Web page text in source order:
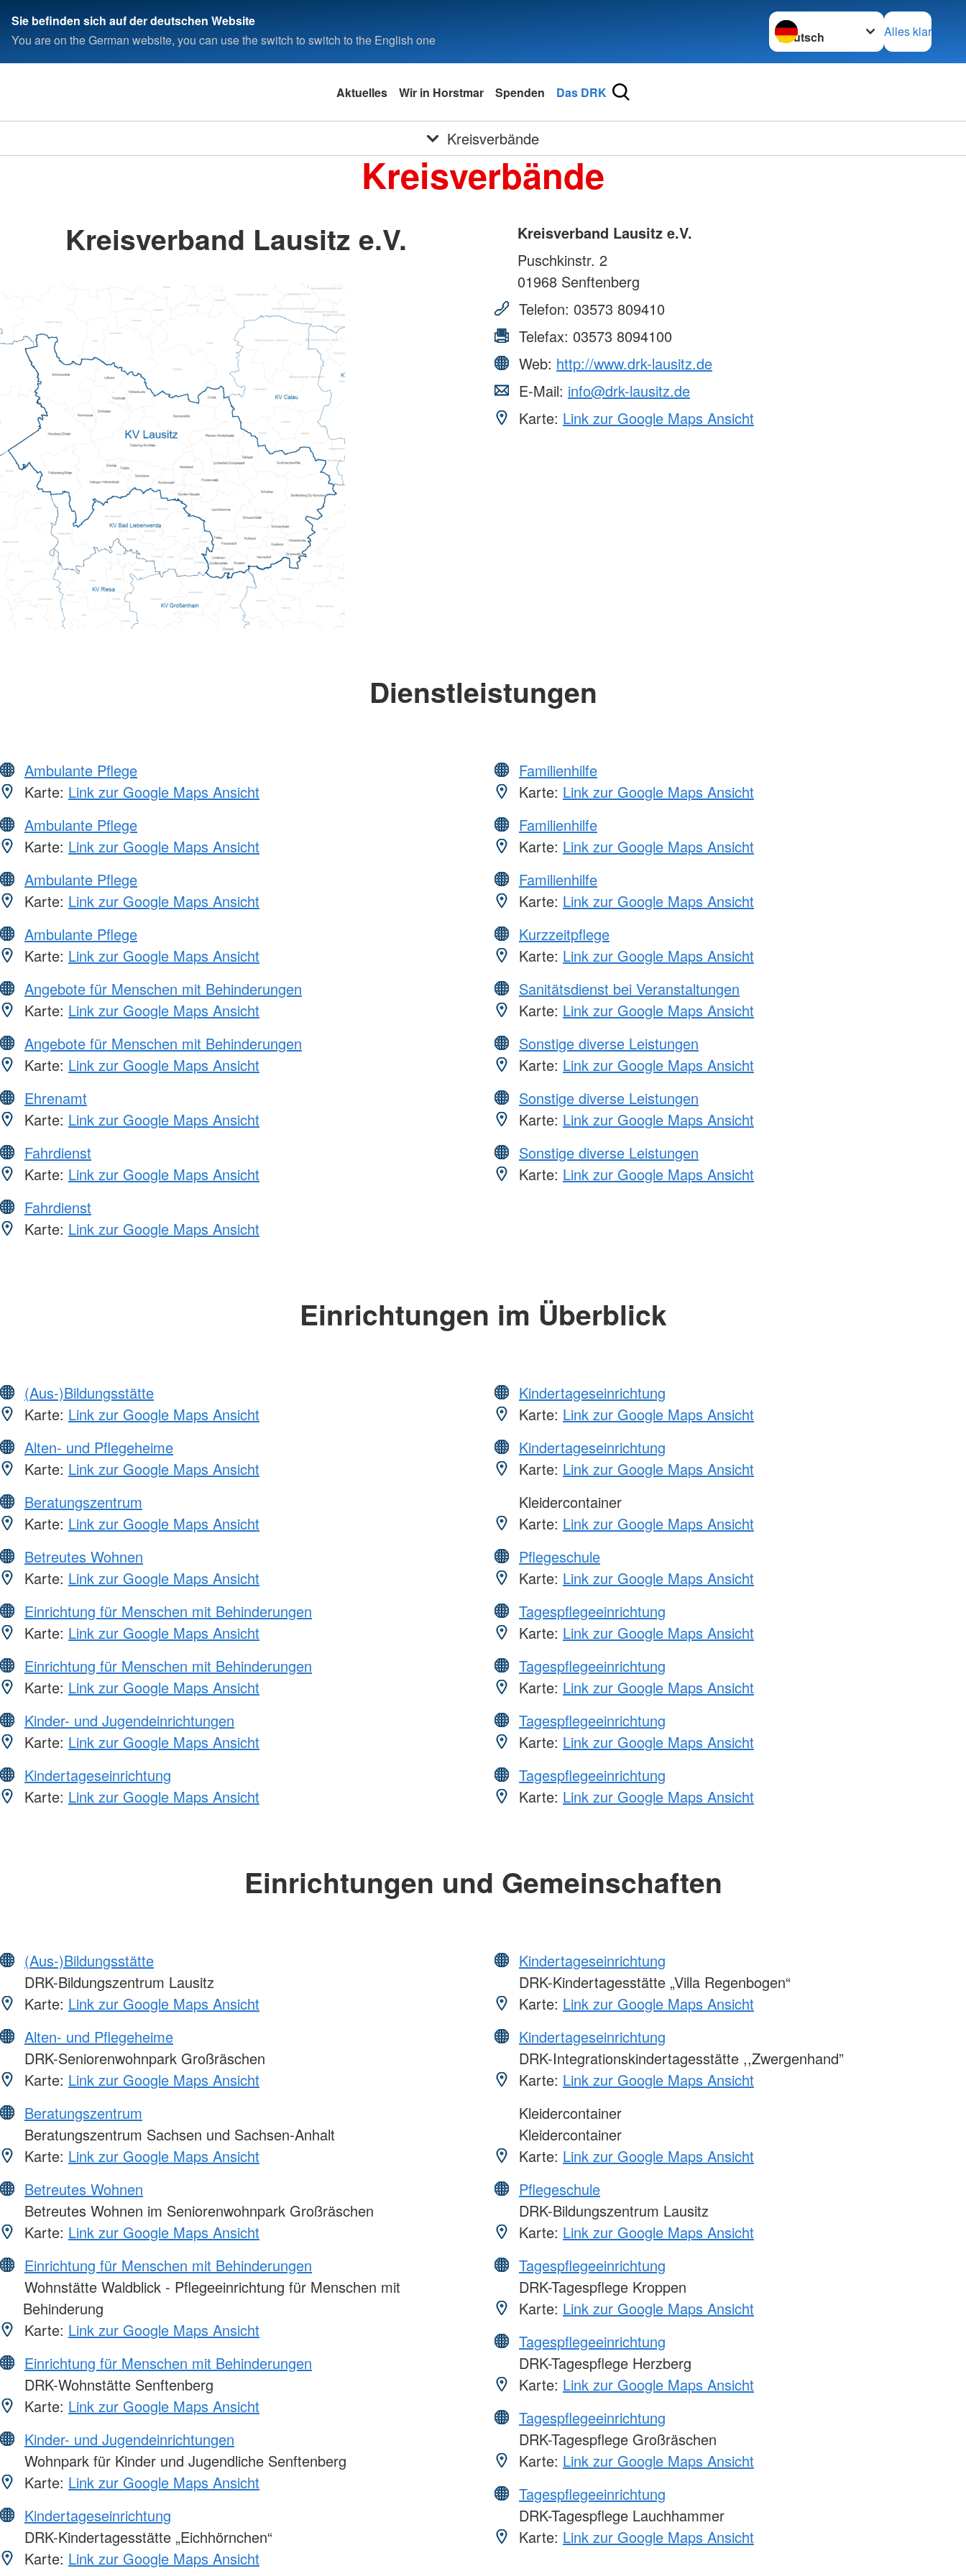
Sie befinden sich auf der deutschen Website
You are on the German website, you can use the switch to switch to the English one
Sprache wechseln zu
Alles klar
Aktuelles Wir in Horstmar Spenden Das DRK
Kreisverbände
Kreisverbände
Kreisverband Lausitz e.V.
Kreisverband Lausitz e.V.
Puschkinstr. 2
01968 Senftenberg
Telefon: 03573 809410
Telefax: 03573 8094100
Web: http://www.drk-lausitz.de
E-Mail: info@drk-lausitz.de
Karte: Link zur Google Maps Ansicht
Dienstleistungen
Ambulante Pflege
Karte: Link zur Google Maps Ansicht
Ambulante Pflege
Karte: Link zur Google Maps Ansicht
Ambulante Pflege
Karte: Link zur Google Maps Ansicht
Ambulante Pflege
Karte: Link zur Google Maps Ansicht
Angebote für Menschen mit Behinderungen
Karte: Link zur Google Maps Ansicht
Angebote für Menschen mit Behinderungen
Karte: Link zur Google Maps Ansicht
Ehrenamt
Karte: Link zur Google Maps Ansicht
Fahrdienst
Karte: Link zur Google Maps Ansicht
Fahrdienst
Karte: Link zur Google Maps Ansicht
Familienhilfe
Karte: Link zur Google Maps Ansicht
Familienhilfe
Karte: Link zur Google Maps Ansicht
Familienhilfe
Karte: Link zur Google Maps Ansicht
Kurzzeitpflege
Karte: Link zur Google Maps Ansicht
Sanitätsdienst bei Veranstaltungen
Karte: Link zur Google Maps Ansicht
Sonstige diverse Leistungen
Karte: Link zur Google Maps Ansicht
Sonstige diverse Leistungen
Karte: Link zur Google Maps Ansicht
Sonstige diverse Leistungen
Karte: Link zur Google Maps Ansicht
Einrichtungen im Überblick
(Aus-)Bildungsstätte
Karte: Link zur Google Maps Ansicht
Alten- und Pflegeheime
Karte: Link zur Google Maps Ansicht
Beratungszentrum
Karte: Link zur Google Maps Ansicht
Betreutes Wohnen
Karte: Link zur Google Maps Ansicht
Einrichtung für Menschen mit Behinderungen
Karte: Link zur Google Maps Ansicht
Einrichtung für Menschen mit Behinderungen
Karte: Link zur Google Maps Ansicht
Kinder- und Jugendeinrichtungen
Karte: Link zur Google Maps Ansicht
Kindertageseinrichtung
Karte: Link zur Google Maps Ansicht
Kindertageseinrichtung
Karte: Link zur Google Maps Ansicht
Kindertageseinrichtung
Karte: Link zur Google Maps Ansicht
Kleidercontainer
Karte: Link zur Google Maps Ansicht
Pflegeschule
Karte: Link zur Google Maps Ansicht
Tagespflegeeinrichtung
Karte: Link zur Google Maps Ansicht
Tagespflegeeinrichtung
Karte: Link zur Google Maps Ansicht
Tagespflegeeinrichtung
Karte: Link zur Google Maps Ansicht
Tagespflegeeinrichtung
Karte: Link zur Google Maps Ansicht
Einrichtungen und Gemeinschaften
(Aus-)Bildungsstätte
DRK-Bildungszentrum Lausitz
Karte: Link zur Google Maps Ansicht
Alten- und Pflegeheime
DRK-Seniorenwohnpark Großräschen
Karte: Link zur Google Maps Ansicht
Beratungszentrum
Beratungszentrum Sachsen und Sachsen-Anhalt
Karte: Link zur Google Maps Ansicht
Betreutes Wohnen
Betreutes Wohnen im Seniorenwohnpark Großräschen
Karte: Link zur Google Maps Ansicht
Einrichtung für Menschen mit Behinderungen
Wohnstätte Waldblick - Pflegeeinrichtung für Menschen mit
Behinderung
Karte: Link zur Google Maps Ansicht
Einrichtung für Menschen mit Behinderungen
DRK-Wohnstätte Senftenberg
Karte: Link zur Google Maps Ansicht
Kinder- und Jugendeinrichtungen
Wohnpark für Kinder und Jugendliche Senftenberg
Karte: Link zur Google Maps Ansicht
Kindertageseinrichtung
DRK-Kindertagesstätte „Eichhörnchen“
Karte: Link zur Google Maps Ansicht
Kindertageseinrichtung
DRK-Kindertagesstätte „Villa Regenbogen“
Karte: Link zur Google Maps Ansicht
Kindertageseinrichtung
DRK-Integrationskindertagesstätte ,,Zwergenhand”
Karte: Link zur Google Maps Ansicht
Kleidercontainer
Kleidercontainer
Karte: Link zur Google Maps Ansicht
Pflegeschule
DRK-Bildungszentrum Lausitz
Karte: Link zur Google Maps Ansicht
Tagespflegeeinrichtung
DRK-Tagespflege Kroppen
Karte: Link zur Google Maps Ansicht
Tagespflegeeinrichtung
DRK-Tagespflege Herzberg
Karte: Link zur Google Maps Ansicht
Tagespflegeeinrichtung
DRK-Tagespflege Großräschen
Karte: Link zur Google Maps Ansicht
Tagespflegeeinrichtung
DRK-Tagespflege Lauchhammer
Karte: Link zur Google Maps Ansicht